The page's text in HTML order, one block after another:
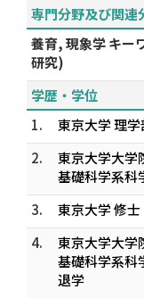
専門分野及び関連
養育, 現象学 キー
研究)
学歴・学位
1.
東京大学 理
2.
東京大学大学
基礎科学系科
3.
東京大学 修士
4.
東京大学大学
基礎科学系科
退学